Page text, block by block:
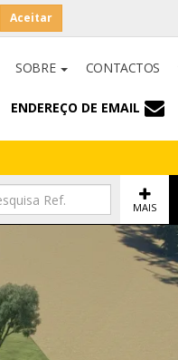
Aceitar
SOBRE CONTACTOS
ENDEREÇO DE EMAIL
MAIS